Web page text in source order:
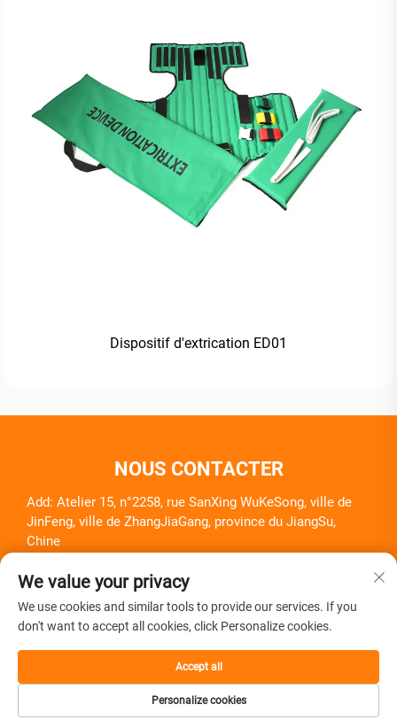
Dispositif d'extrication ED01
NOUS CONTACTER
Add: Atelier 15, n°2258, rue SanXing WuKeSong, ville de
JinFeng, ville de ZhangJiaGang, province du JiangSu,
Chine
[email protected]
Droits d'auteur © Zhangjiagang Herui Medical Equipment Co.,
Ltd. Tous droits réservés -Politique de confidentialité
We value your privacy
We use cookies and similar tools to provide our services. If you
don't want to accept all cookies, click Personalize cookies.
Personalize cookies
Accept all